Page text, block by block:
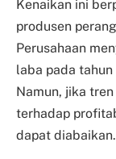
Kenaikan ini
produsen
Perusahaan
laba pada
Namun, jika
terhadap
dapat diabaikan.